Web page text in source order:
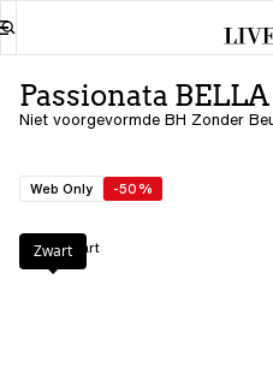
Passionata BELLA
Niet voorgevormde BH Zonder
Web Only -50%
Kleur: Zwart
Zwart